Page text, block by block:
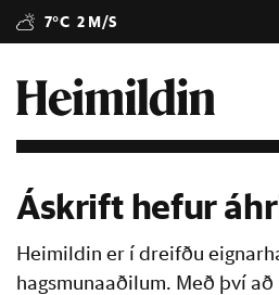
7°C 2 M/S
Áskrift hefur
Heimildin er í dreifðu
hagsmunaaðilum. Með því